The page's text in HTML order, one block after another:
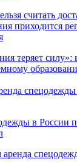
считать
приходится
спецодежды
в России